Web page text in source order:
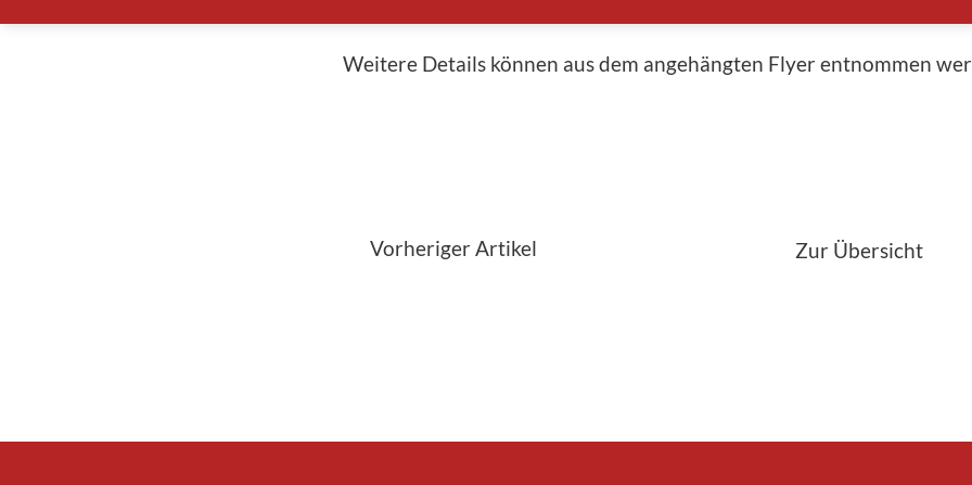
Weitere Details können aus dem angehängten Flyer entnommen
Zur Übersicht